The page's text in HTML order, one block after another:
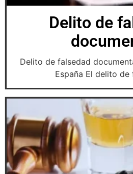
Delito de
Delito de falsedad
España El delito de